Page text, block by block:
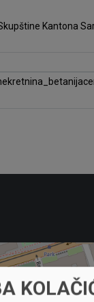
Kantona